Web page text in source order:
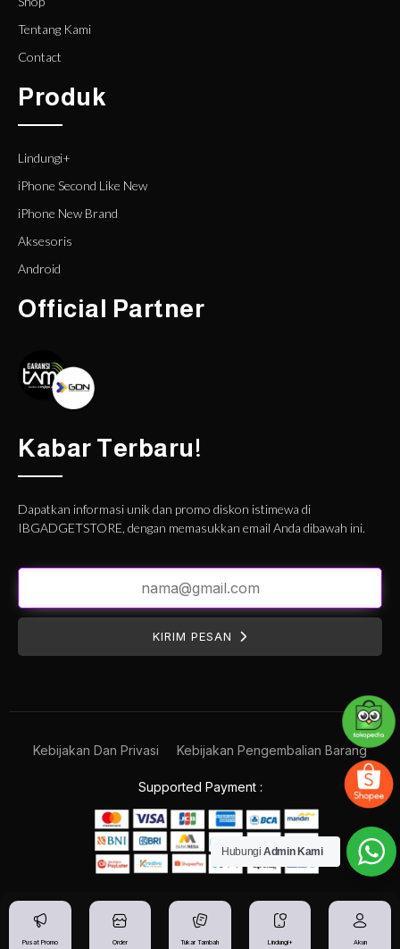
Tentang Kami
Contact
Produk
Lindungi+
iPhone Second Like New
iPhone New Brand
Aksesoris
Android
Official Partner
Kabar Terbaru!
Dapatkan informasi unik dan promo diskon istimewa di
IBGADGETSTORE, dengan memasukkan email Anda dibawah ini.
KIRIM PESAN
Supported Payment :
Kebijakan Dan Privasi Kebijakan Pengembalian Barang
Pusat Promo Order Tukar Tambah Lindungi+ Akun
Hubungi Admin Kami